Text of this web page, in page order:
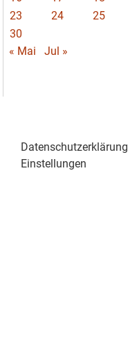
23
24 25
30
« Mai
Jul »
Datenschutzerklärung
Einstellungen